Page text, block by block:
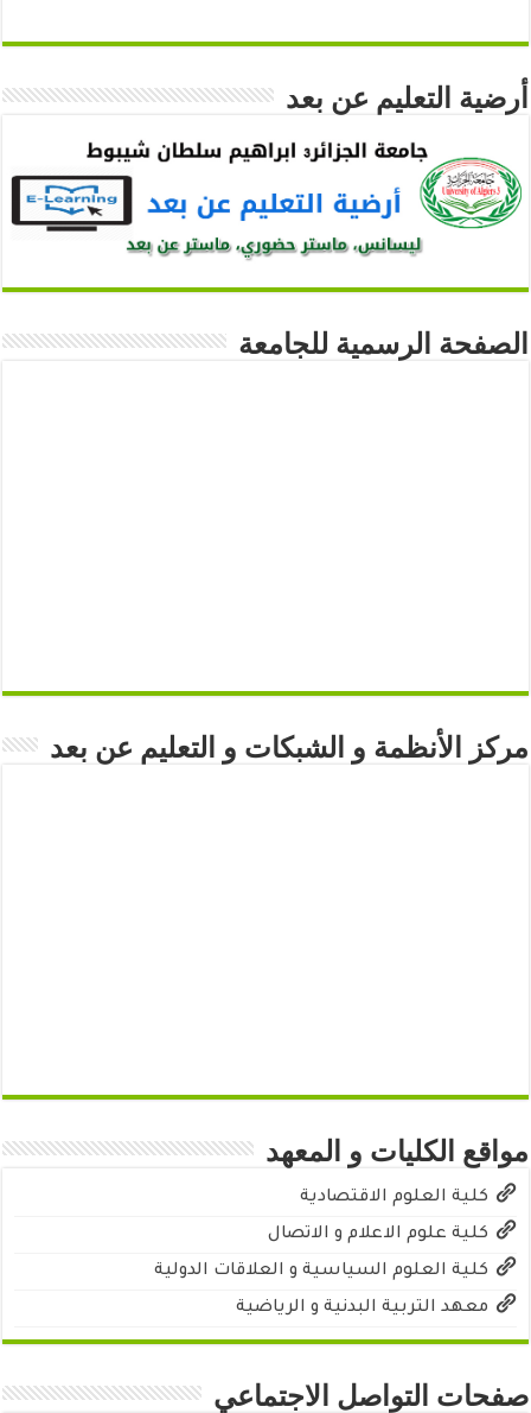
أرضية التعليم عن بعد
الصفحة الرسمية للجامعة
مركز الأنظمة و الشبكات و التعليم عن بعد
مواقع الكليات و المعهد
كلية العلوم الاقتصادية
كلية علوم الاعلام و الاتصال
كلية العلوم السياسية و العلاقات الدولية
معهد التربية البدنية و الرياضية
صفحات التواصل الاجتماعي